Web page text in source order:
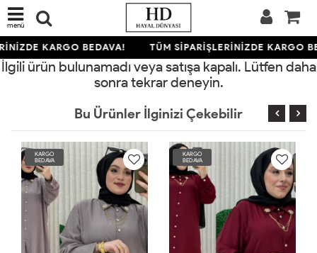
menü
KARGO BEDAVA! TÜM SİPARİŞLERİNİZDE KARGO
İlgili ürün bulunamadı veya satışa kapalı. Lütfen daha
sonra tekrar deneyin.
Bu Ürünler İlginizi Çekebilir
KARGO
BEDAVA
KARGO
BEDAVA